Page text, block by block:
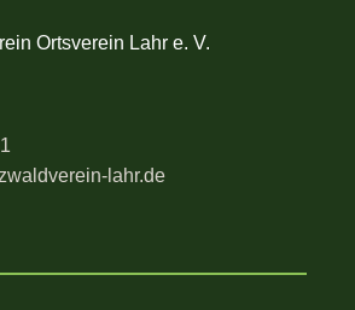
Ortsverein Lahr e. V.
lahr.de